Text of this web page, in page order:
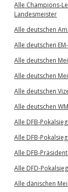
Alle Champions-
Landesmeister
Alle deutschen
Alle deutschen
Alle deutschen
Alle deutschen
Alle deutschen
Alle deutschen
Alle DFB-
Alle DFB-
Alle DFB-
Alle DFD-
Alle dänischen